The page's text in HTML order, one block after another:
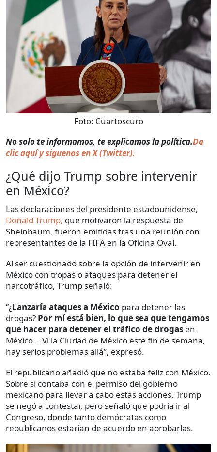
Foto: Cuartoscuro
No solo te informamos, te explicamos la política.Da
clic aquí y siguenos en X (Twitter).
¿Qué dijo Trump sobre intervenir
en México?
Las declaraciones del presidente estadounidense,
Donald Trump, que motivaron la respuesta de
Sheinbaum, fueron emitidas tras una reunión con
representantes de la FIFA en la Oficina Oval.
Al ser cuestionado sobre la opción de intervenir en
México con tropas o ataques para detener el
narcotráfico, Trump señaló:
“¿Lanzaría ataques a México para detener las
drogas? Por mí está bien, lo que sea que tengamos
que hacer para detener el tráfico de drogas en
México... Vi la Ciudad de México este fin de semana,
hay serios problemas allá”, expresó.
El republicano añadió que no estaba feliz con México.
Sobre si contaba con el permiso del gobierno
mexicano para llevar a cabo estas acciones, Trump
se negó a contestar, pero señaló que podría ir al
Congreso, donde tanto demócratas como
republicanos estarían de acuerdo en aprobarlas.